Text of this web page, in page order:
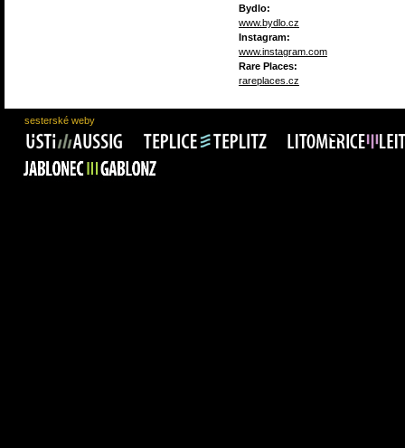
Bydlo:
www.bydlo.cz
Instagram:
www.instagram.com
Rare Places:
rareplaces.cz
sesterské weby